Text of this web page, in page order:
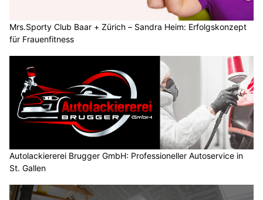
Mrs.Sporty Club Baar + Zürich – Sandra Heim: Erfolgskonzept
für Frauenfitness
Autolackiererei Brugger GmbH: Professioneller Autoservice in
St. Gallen